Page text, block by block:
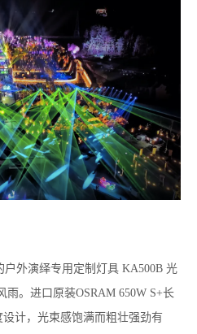
外演绎专用定制灯具 KA500B 光
雨。进口原装OSRAM 650W S+长
计，光束感饱满而粗壮强劲有